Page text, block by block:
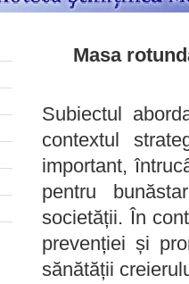
Masa
Subiectul
contextul
important,
pentru
societății. În
prevenției și
sănătății